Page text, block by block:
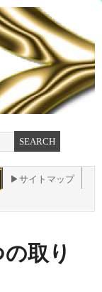
▶サイトマップ
取り